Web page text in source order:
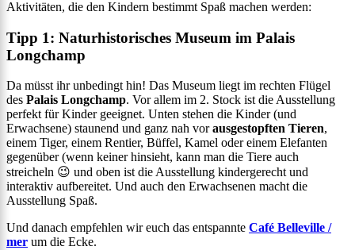
Aktivitäten, die den Kindern bestimmt Spaß machen werden:
Tipp 1: Naturhistorisches Museum im Palais
Longchamp
Da müsst ihr unbedingt hin! Das Museum liegt im rechten Flügel
des Palais Longchamp. Vor allem im 2. Stock ist die Ausstellung
perfekt für Kinder geeignet. Unten stehen die Kinder (und
Erwachsene) staunend und ganz nah vorausgestopften Tieren,
einem Tiger, einem Rentier, Büffel, Kamel oder einem Elefanten
gegenüber (wenn keiner hinsieht, kann man die Tiere auch
streicheln 😉 und oben ist die Ausstellung kindergerecht und
interaktiv aufbereitet. Und auch den Erwachsenen macht die
Ausstellung Spaß.
Und danach empfehlen wir euch das entspannte Café Belleville /
mer um die Ecke.